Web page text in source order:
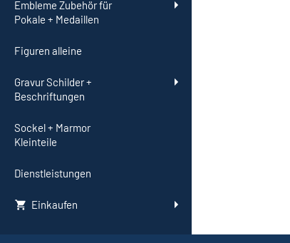
Embleme Zubehör für
Pokale + Medaillen
Figuren alleine
Gravur Schilder +
Beschriftungen
Sockel + Marmor
Kleinteile
Dienstleistungen
Einkaufen